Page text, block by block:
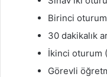
Birinci
30 dakikalık
İkinci oturum
Görevli